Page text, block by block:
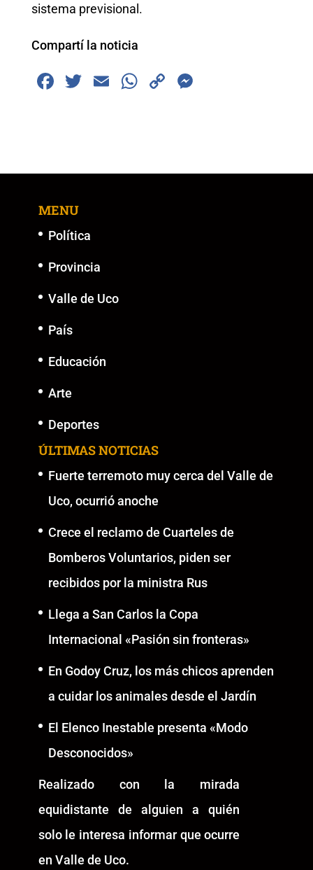
sistema previsional.
Compartí la noticia
F
b
o
k
T
E
W
A
C
Li n
MENU
Política
Provincia
Valle de Uco
País
Educación
Arte
Deportes
ÚLTIMAS NOTICIAS
Fuerte terremoto muy cerca del Valle de
Uco, ocurrió anoche
Crece el reclamo de Cuarteles de
Bomberos Voluntarios, piden ser
recibidos por la ministra Rus
Llega a San Carlos la Copa
Internacional «Pasión sin fronteras»
En Godoy Cruz, los más chicos aprenden
a cuidar los animales desde el Jardín
El Elenco Inestable presenta «Modo
Desconocidos»
Realizado con la mirada
equidistante de alguien a quién
solo le interesa informar que ocurre
en Valle de Uco.